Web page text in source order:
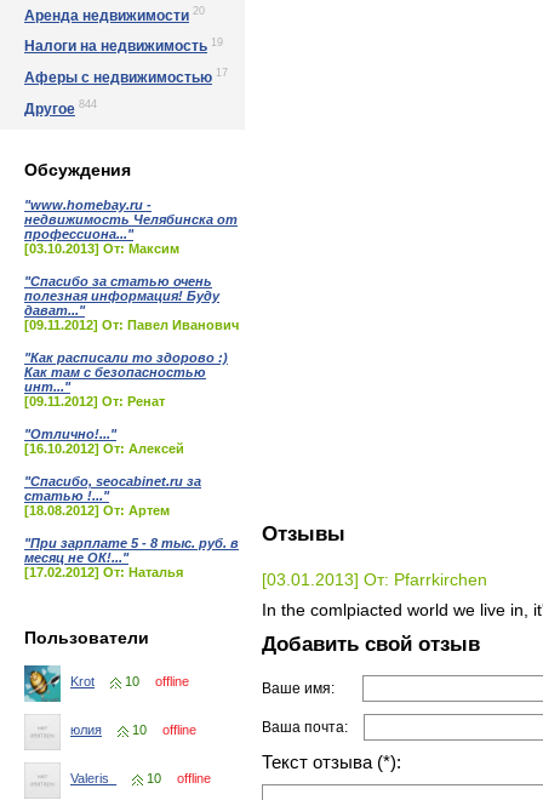
Аренда недвижимости 20
Налоги на недвижимость 19
Аферы с недвижимостью 17
Другое 844
Обсуждения
"www.homebay.ru -
недвижимость Челябинска от
профессиона..."
[03.10.2013] От: Максим
"Спасибо за статью очень
полезная информация! Буду
дават..."
[09.11.2012] От: Павел Иванович
"Как расписали то здорово :)
Как там с безопасностью
инт..."
[09.11.2012] От: Ренат
"Отлично!..."
[16.10.2012] От: Алексей
"Спасибо, seocabinet.ru за
статью !..."
[18.08.2012] От: Артем
"При зарплате 5 - 8 тыс. руб. в
месяц не ОК!..."
[17.02.2012] От: Наталья
Пользователи
Krot 10 offline
юлия 10 offline
Valeris_ 10 offline
Отзывы
[03.01.2013] От: Pfarrkirchen
In the comlpiacted world we live in,
Добавить свой отзыв
Ваше имя:
Ваша почта:
Текст отзыва (*):